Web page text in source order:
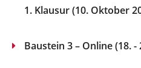
1. Klausur (10. Oktober
Baustein 3 – Online (18.